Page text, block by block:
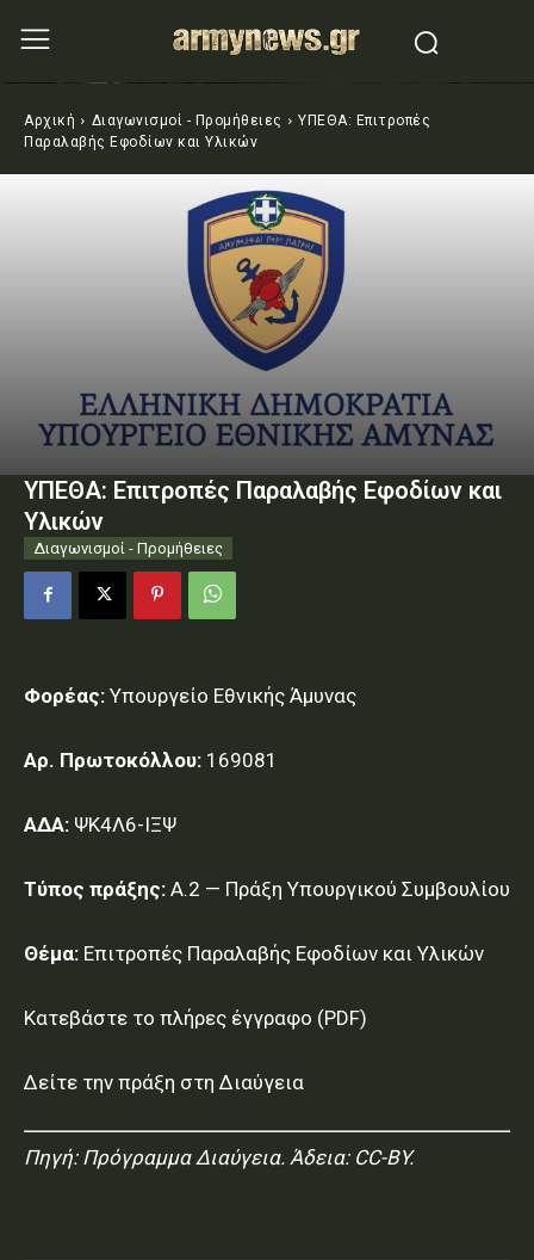
Αρχική Διαγωνισμοί - Προμήθειες
ΥΠΕΘΑ: Επιτροπές
Παραλαβής Εφοδίων και Υλικών
ΥΠΕΘΑ: Επιτροπές Παραλαβής Εφοδίων και
Υλικών
Διαγωνισμοί - Προμήθειες
Φορέας: Υπουργείο Εθνικής Άμυνας
Αρ. Πρωτοκόλλου: 169081
ΑΔΑ: ΨΚ4Λ6-ΙΞΨ
Τύπος πράξης: Α.2 — Πράξη Υπουργικού Συμβουλίου
Θέμα: Επιτροπές Παραλαβής Εφοδίων και Υλικών
Κατεβάστε το πλήρες έγγραφο (PDF)
Δείτε την πράξη στη Διαύγεια
Πηγή: Πρόγραμμα Διαύγεια. Άδεια: CC-BY.